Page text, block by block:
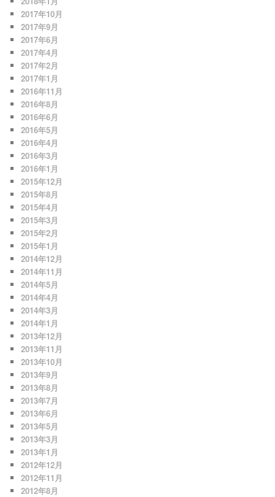
2017年10月
2017年9月
2017年6月
2017年4月
2017年2月
2017年1月
2016年11月
2016年8月
2016年6月
2016年5月
2016年4月
2016年3月
2016年1月
2015年12月
2015年8月
2015年4月
2015年3月
2015年2月
2015年1月
2014年12月
2014年11月
2014年5月
2014年4月
2014年3月
2014年1月
2013年12月
2013年11月
2013年10月
2013年9月
2013年8月
2013年7月
2013年6月
2013年5月
2013年3月
2013年1月
2012年12月
2012年11月
2012年8月